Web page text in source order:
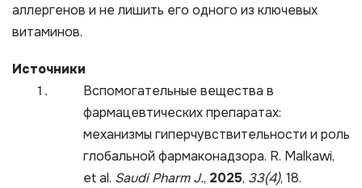
аллергенов и не лишить его одного из ключевых
витаминов.
Источники
Вспомогательные вещества в
фармацевтических препаратах:
механизмы гиперчувствительности и роль
глобальной фармаконадзора. R. Malkawi,
et al. Saudi Pharm J., 2025, 33(4), 18.